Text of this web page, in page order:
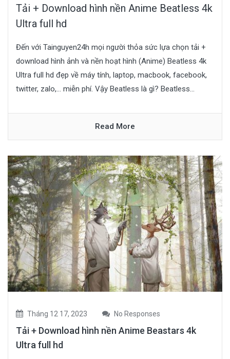
Tải + Download hình nền Anime Beatless 4k
Ultra full hd
Đến với Tainguyen24h mọi người thỏa sức lựa chọn tải +
download hình ảnh và nền hoạt hình (Anime) Beatless 4k
Ultra full hd đẹp về máy tính, laptop, macbook, facebook,
twitter, zalo,… miễn phí. Vậy Beatless là gì? Beatless...
Read More
Tháng 12 17, 2023 No Responses
Tải + Download hình nền Anime Beastars 4k
Ultra full hd